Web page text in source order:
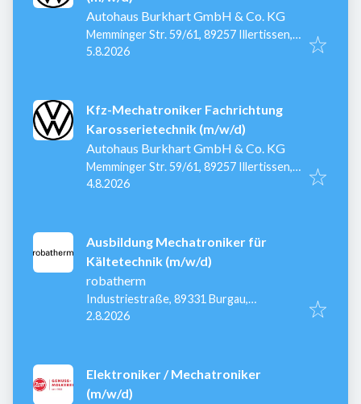
Autohaus Burkhart GmbH & Co. KG
Memminger Str. 59/61, 89257 Illertissen,
Deutschland
Veröffentlicht
5.8.2026
Kfz-Mechatroniker Fachrichtung
Karosserietechnik (m/w/d)
Autohaus Burkhart GmbH & Co. KG
Memminger Str. 59/61, 89257 Illertissen,
Deutschland
Veröffentlicht
4.8.2026
Ausbildung Mechatroniker für
Kältetechnik (m/w/d)
robatherm
Industriestraße, 89331 Burgau,
Deutschland
Veröffentlicht
2.8.2026
Elektroniker / Mechatroniker
(m/w/d)